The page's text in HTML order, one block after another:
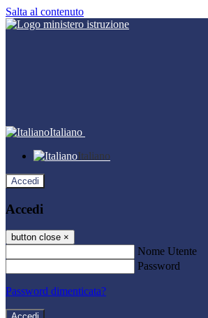
Salta al contenuto
Italiano
Italiano
Accedi
Accedi
button close ×
Nome Utente
Password
Password dimenticata?